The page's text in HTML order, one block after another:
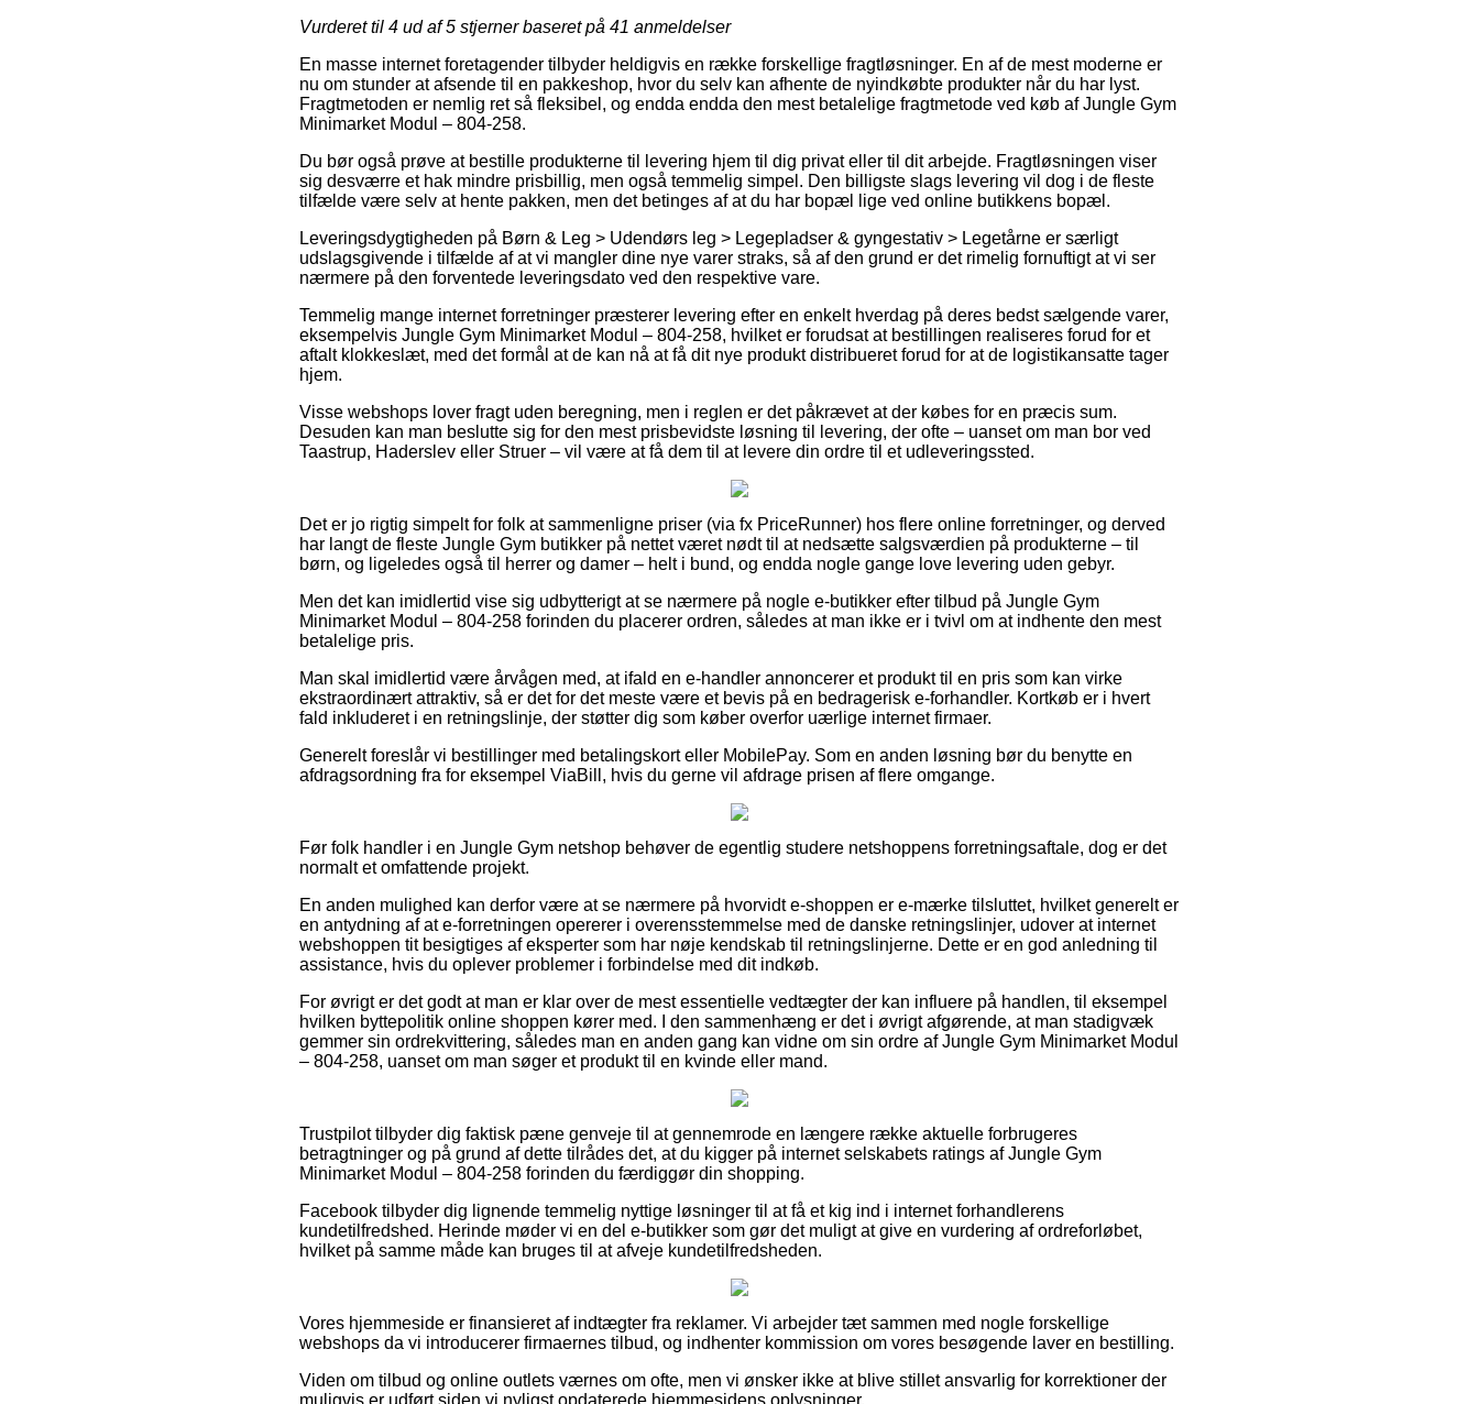
Vurderet til 4 ud af 5 stjerner baseret på 41 anmeldelser
En masse internet foretagender tilbyder heldigvis en række forskellige fragtløsninger. En af de mest moderne er
nu om stunder at afsende til en pakkeshop, hvor du selv kan afhente de nyindkøbte produkter når du har lyst.
Fragtmetoden er nemlig ret så fleksibel, og endda endda den mest betalelige fragtmetode ved køb af Jungle Gym
Minimarket Modul – 804-258.
Du bør også prøve at bestille produkterne til levering hjem til dig privat eller til dit arbejde. Fragtløsningen viser
sig desværre et hak mindre prisbillig, men også temmelig simpel. Den billigste slags levering vil dog i de fleste
tilfælde være selv at hente pakken, men det betinges af at du har bopæl lige ved online butikkens bopæl.
Leveringsdygtigheden på Børn & Leg > Udendørs leg > Legepladser & gyngestativ > Legetårne er særligt
udslagsgivende i tilfælde af at vi mangler dine nye varer straks, så af den grund er det rimelig fornuftigt at vi ser
nærmere på den forventede leveringsdato ved den respektive vare.
Temmelig mange internet forretninger præsterer levering efter en enkelt hverdag på deres bedst sælgende varer,
eksempelvis Jungle Gym Minimarket Modul – 804-258, hvilket er forudsat at bestillingen realiseres forud for et
aftalt klokkeslæt, med det formål at de kan nå at få dit nye produkt distribueret forud for at de logistikansatte tager
hjem.
Visse webshops lover fragt uden beregning, men i reglen er det påkrævet at der købes for en præcis sum.
Desuden kan man beslutte sig for den mest prisbevidste løsning til levering, der ofte – uanset om man bor ved
Taastrup, Haderslev eller Struer – vil være at få dem til at levere din ordre til et udleveringssted.
Det er jo rigtig simpelt for folk at sammenligne priser (via fx PriceRunner) hos flere online forretninger, og derved
har langt de fleste Jungle Gym butikker på nettet været nødt til at nedsætte salgsværdien på produkterne – til
børn, og ligeledes også til herrer og damer – helt i bund, og endda nogle gange love levering uden gebyr.
Men det kan imidlertid vise sig udbytterigt at se nærmere på nogle e-butikker efter tilbud på Jungle Gym
Minimarket Modul – 804-258 forinden du placerer ordren, således at man ikke er i tvivl om at indhente den mest
betalelige pris.
Man skal imidlertid være årvågen med, at ifald en e-handler annoncerer et produkt til en pris som kan virke
ekstraordinært attraktiv, så er det for det meste være et bevis på en bedragerisk e-forhandler. Kortkøb er i hvert
fald inkluderet i en retningslinje, der støtter dig som køber overfor uærlige internet firmaer.
Generelt foreslår vi bestillinger med betalingskort eller MobilePay. Som en anden løsning bør du benytte en
afdragsordning fra for eksempel ViaBill, hvis du gerne vil afdrage prisen af flere omgange.
Før folk handler i en Jungle Gym netshop behøver de egentlig studere netshoppens forretningsaftale, dog er det
normalt et omfattende projekt.
En anden mulighed kan derfor være at se nærmere på hvorvidt e-shoppen er e-mærke tilsluttet, hvilket generelt er
en antydning af at e-forretningen opererer i overensstemmelse med de danske retningslinjer, udover at internet
webshoppen tit besigtiges af eksperter som har nøje kendskab til retningslinjerne. Dette er en god anledning til
assistance, hvis du oplever problemer i forbindelse med dit indkøb.
For øvrigt er det godt at man er klar over de mest essentielle vedtægter der kan influere på handlen, til eksempel
hvilken byttepolitik online shoppen kører med. I den sammenhæng er det i øvrigt afgørende, at man stadigvæk
gemmer sin ordrekvittering, således man en anden gang kan vidne om sin ordre af Jungle Gym Minimarket Modul
– 804-258, uanset om man søger et produkt til en kvinde eller mand.
Trustpilot tilbyder dig faktisk pæne genveje til at gennemrode en længere række aktuelle forbrugeres
betragtninger og på grund af dette tilrådes det, at du kigger på internet selskabets ratings af Jungle Gym
Minimarket Modul – 804-258 forinden du færdiggør din shopping.
Facebook tilbyder dig lignende temmelig nyttige løsninger til at få et kig ind i internet forhandlerens
kundetilfredshed. Herinde møder vi en del e-butikker som gør det muligt at give en vurdering af ordreforløbet,
hvilket på samme måde kan bruges til at afveje kundetilfredsheden.
Vores hjemmeside er finansieret af indtægter fra reklamer. Vi arbejder tæt sammen med nogle forskellige
webshops da vi introducerer firmaernes tilbud, og indhenter kommission om vores besøgende laver en bestilling.
Viden om tilbud og online outlets værnes om ofte, men vi ønsker ikke at blive stillet ansvarlig for korrektioner der
muligvis er udført siden vi nyligst opdaterede hjemmesidens oplysninger.